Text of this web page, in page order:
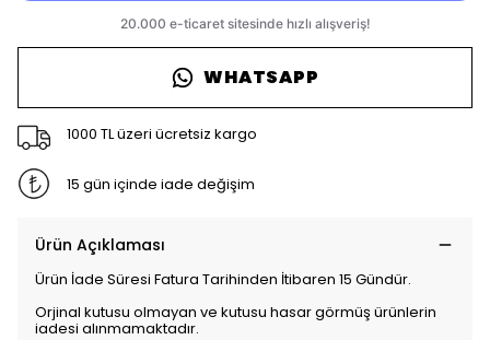
WHATSAPP
1000 TL üzeri ücretsiz kargo
15 gün içinde iade değişim
Ürün Açıklaması
Ürün İade Süresi Fatura Tarihinden İtibaren 15 Gündür.
Orjinal kutusu olmayan ve kutusu hasar görmüş ürünlerin
iadesi alınmamaktadır.